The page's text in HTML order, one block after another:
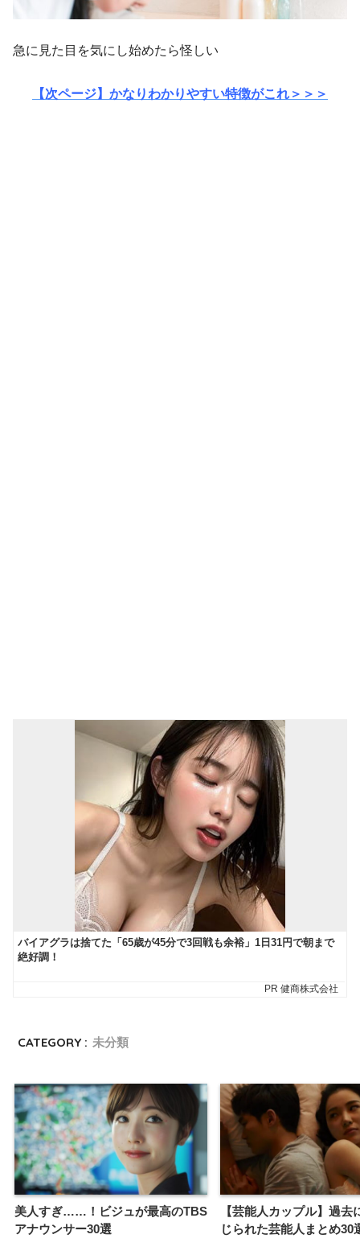
急に見た目を気にし始めたら怪しい
【次ページ】かなりわかりやすい特徴がこれ＞＞＞
CATEGORY : 未分類
美人すぎ……！ビジュが最高のTBS
アナウンサー30選
【芸能人カップル】過去
じられた芸能人まとめ30